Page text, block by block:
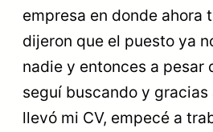
empresa en donde ahora
dijeron que el puesto ya
nadie y entonces a pesar
seguí buscando y gracias
llevó mi CV, empecé a